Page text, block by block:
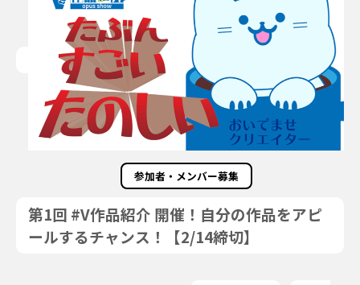
参加者・メンバー募集
第1回 #V作品紹介 開催！自分の作品をアピ
ールするチャンス！【2/14締切】